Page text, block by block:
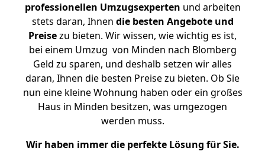
professionellen Umzugsexperten und arbeiten
stets daran, Ihnen die besten Angebote und
Preisezu bieten. Wir wissen, wie wichtig es ist,
bei einem Umzug von Minden nach Blomberg
Geld zu sparen, und deshalb setzen wir alles
daran, Ihnen die besten Preise zu bieten. Ob Sie
nun eine kleine Wohnung haben oder ein großes
Haus in Minden besitzen, was umgezogen
werden muss.
Wir haben immer die perfekte Lösung für Sie.